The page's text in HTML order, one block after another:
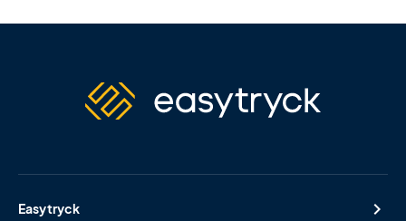
Easytryck